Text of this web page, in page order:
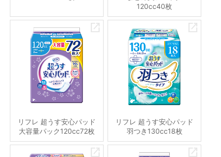
120cc40枚
リフレ 超うす安心パッド
大容量パック120cc72枚
リフレ 超うす安心パッド
羽つき130cc18枚